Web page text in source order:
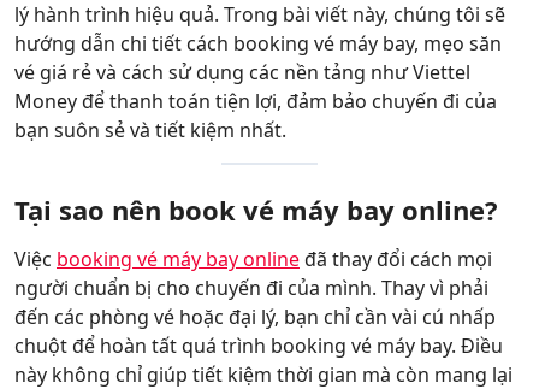
lý hành trình hiệu quả. Trong bài viết này, chúng tôi sẽ
hướng dẫn chi tiết cách booking vé máy bay, mẹo săn
vé giá rẻ và cách sử dụng các nền tảng như Viettel
Money để thanh toán tiện lợi, đảm bảo chuyến đi của
bạn suôn sẻ và tiết kiệm nhất.
Tại sao nên book vé máy bay online?
Việc booking vé máy bay onlineđã thay đổi cách mọi
người chuẩn bị cho chuyến đi của mình. Thay vì phải
đến các phòng vé hoặc đại lý, bạn chỉ cần vài cú nhấp
chuột để hoàn tất quá trình booking vé máy bay. Điều
này không chỉ giúp tiết kiệm thời gian mà còn mang lại